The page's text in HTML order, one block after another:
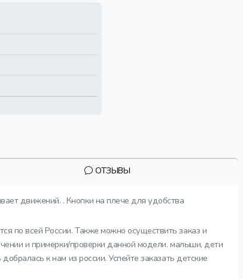
ОТЗЫВЫ
движений. . Кнопки на плече для удобства
по всей России. Также можно осуществить заказ и
и примерки/проверки данной модели. малыши, дети
к нам из россии. Успейте заказать детские